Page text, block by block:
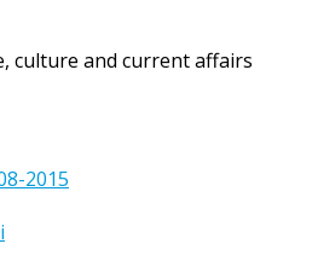
culture and current affairs
2015